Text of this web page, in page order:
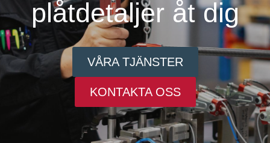
plåtdetaljer åt dig
VÅRA TJÄNSTER
KONTAKTA OSS